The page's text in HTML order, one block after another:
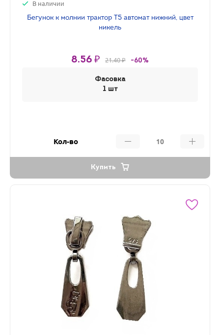
В наличии
Бегунок к молнии трактор Т5 автомат нижний, цвет
никель
8.56 ₽ 21.40 ₽ -60%
Фасовка
1 шт
Кол-во
Купить